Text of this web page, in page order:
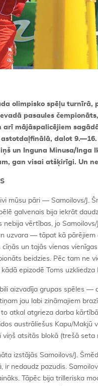
olimpisko spēļu
pasaules
arī mājāspalicējiem
dalot 9.—16.
un Inguna Minusa/Inga
gan visai atšķirīgi. Un
mūsu pāri — Samoilovs/J.
galvenais bija iekrāt
nebija vērtības, jo
uzvara — tāpat kā
cīņās un tajās vienas
beidzies. Pēc tam ne
epizodē Toms
aizvadīja grupas spēles
jau labi zināmajiem
atkal atgrieza darba
austrāliešus Kapu/Makjū
viņš atsitās blokā (trešā
izstājās Samoilovs/J.
ir nedaudz pazudis.
Tāpēc bija trilleriska